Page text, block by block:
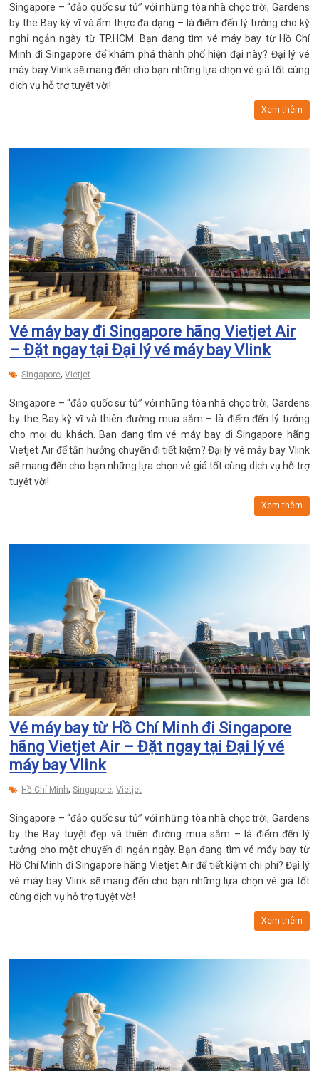
Singapore – “đảo quốc sư tử” với những tòa nhà chọc trời, Gardens
by the Bay kỳ vĩ và ẩm thực đa dạng – là điểm đến lý tưởng cho kỳ
nghỉ ngắn ngày từ TP.HCM. Bạn đang tìm vé máy bay từ Hồ Chí
Minh đi Singapore để khám phá thành phố hiện đại này? Đại lý vé
máy bay Vlink sẽ mang đến cho bạn những lựa chọn vé giá tốt cùng
dịch vụ hỗ trợ tuyệt vời!
Xem thêm
Vé máy bay đi Singapore hãng Vietjet Air
– Đặt ngay tại Đại lý vé máy bay Vlink
Singapore,Vietjet
Singapore – “đảo quốc sư tử” với những tòa nhà chọc trời, Gardens
by the Bay kỳ vĩ và thiên đường mua sắm – là điểm đến lý tưởng
cho mọi du khách. Bạn đang tìm vé máy bay đi Singapore hãng
Vietjet Air để tận hưởng chuyến đi tiết kiệm? Đại lý vé máy bay Vlink
sẽ mang đến cho bạn những lựa chọn vé giá tốt cùng dịch vụ hỗ trợ
tuyệt vời!
Xem thêm
Vé máy bay từ Hồ Chí Minh đi Singapore
hãng Vietjet Air – Đặt ngay tại Đại lý vé
máy bay Vlink
Hồ Chí Minh,Singapore,Vietjet
Singapore – “đảo quốc sư tử” với những tòa nhà chọc trời, Gardens
by the Bay tuyệt đẹp và thiên đường mua sắm – là điểm đến lý
tưởng cho một chuyến đi ngắn ngày. Bạn đang tìm vé máy bay từ
Hồ Chí Minh đi Singapore hãng Vietjet Air để tiết kiệm chi phí? Đại lý
vé máy bay Vlink sẽ mang đến cho bạn những lựa chọn vé giá tốt
cùng dịch vụ hỗ trợ tuyệt vời!
Xem thêm